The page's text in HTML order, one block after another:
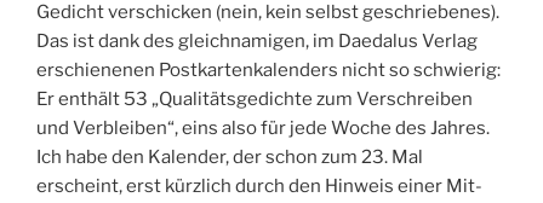
Gedicht verschicken (nein, kein selbst geschriebenes).
Das ist dank des gleichnamigen, im Daedalus Verlag
erschienenen Postkartenkalenders nicht so schwierig:
Er enthält 53 „Qualitätsgedichte zum Verschreiben
und Verbleiben“, eins also für jede Woche des Jahres.
Ich habe den Kalender, der schon zum 23. Mal
erscheint, erst kürzlich durch den Hinweis einer Mit-